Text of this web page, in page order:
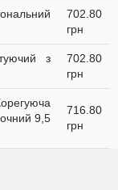
702.80
грн
з
702.80
грн
9,5
716.80
грн